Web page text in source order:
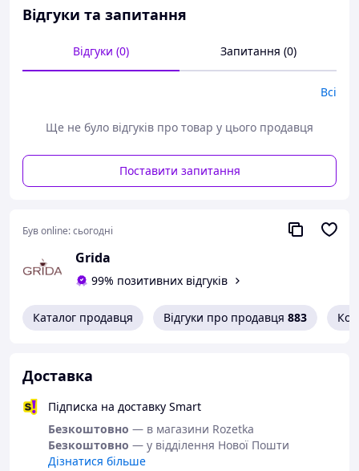
Для заварювання турецького чаю використовується
особливий подвійний чайник. Готувати необхідно в
такий спосіб:
1. Засипте у верхній чайник заварку з розрахунку 1
вода закипить. Весь цей час листя у верхньому чайнику
буде тужитися на парі.
3. Залийте водою, що кипить, з нижнього чайника
заварювання у верхньому чайнику так, щоб вона тільки
покривала чайне листя.
5. У той час, коли вода закипить вдруге, зменште
вогонь до мінімуму. Коли чаїнки у верхньому чайнику
осядуть — турецький чай готовий.
Заварювання потрібно наливати до середини склянки,
а після розбавляти її водою з нижнього чайника до
Відгуки та запитання
Відгуки (0) Запитання (0)
Всі
Ще не було відгуків про товар у цього продавця
Поставити запитання
Був online:сьогодні
Grida
99% позитивних відгуків
Каталог продавця Відгуки про продавця 883
Доставка
Підписка на доставку Smart
Безкоштовно — в магазини Rozetka
Безкоштовно — у відділення Нової Пошти
Дізнатися більше